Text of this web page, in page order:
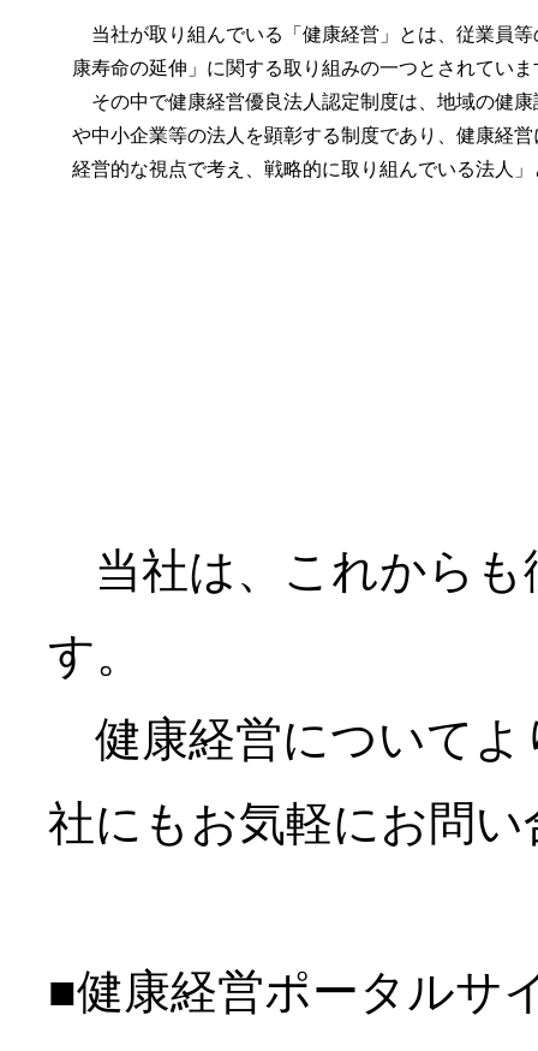
当社が取り組んでいる「健康経営」とは、従業員
康寿命の延伸」に関する取り組みの一つとされていま
その中で健康経営優良法人認定制度は、地域の健
や中小企業等の法人を顕彰する制度であり、健康経
経営的な視点で考え、戦略的に取り組んでいる法人
当社は、これからも
す。
健康経営についてよ
社にもお気軽にお問
■健康経営ポータルサ